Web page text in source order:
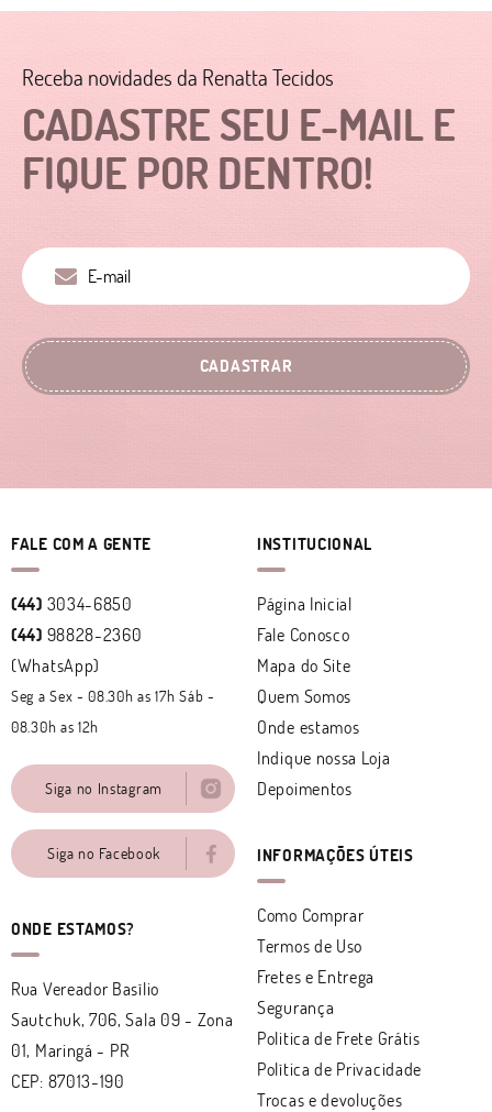
CADASTRE SEU E-MAIL E
FIQUE POR DENTRO!
Receba novidades da Renatta Tecidos
CADASTRAR
FALE COM A GENTE
(44) 3034-6850
(44) 98828-2360
(WhatsApp)
Seg a Sex - 08.30h as 17h Sáb -
08.30h as 12h
Siga no Instagram
Siga no Facebook
ONDE ESTAMOS?
Rua Vereador Basílio
Sautchuk, 706, Sala 09 - Zona
01, Maringá - PR
CEP: 87013-190
INSTITUCIONAL
Página Inicial
Fale Conosco
Mapa do Site
Quem Somos
Onde estamos
Indique nossa Loja
Depoimentos
INFORMAÇÕES ÚTEIS
Como Comprar
Termos de Uso
Fretes e Entrega
Segurança
Politica de Frete Grátis
Política de Privacidade
Trocas e devoluções